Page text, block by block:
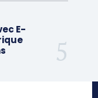
E-